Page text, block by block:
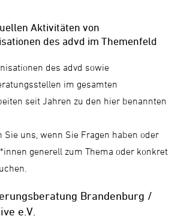
Aktivitäten von
des advd im Themenfeld
des advd sowie
im gesamten
seit Jahren zu den hier benannten
Sie uns, wenn Sie Fragen haben oder
generell zum Thema oder konkret
Brandenburg /
e.V.